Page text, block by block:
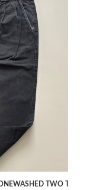
TWO TUCK